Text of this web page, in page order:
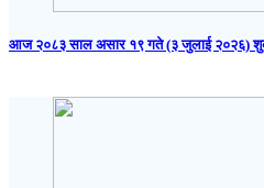
आज २०८३ साल असार १९ गते (३ जुलाई २०२६)